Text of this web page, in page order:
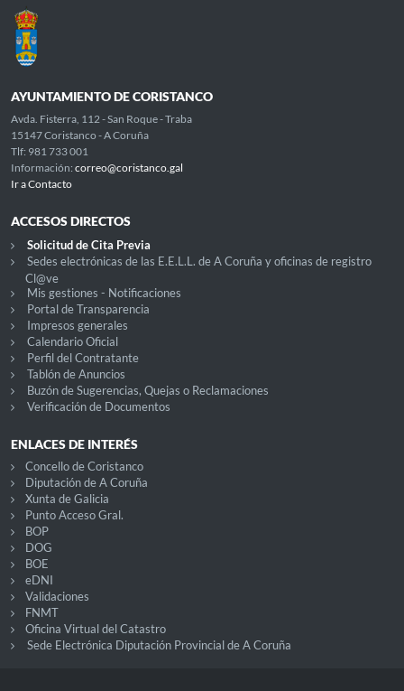
AYUNTAMIENTO DE CORISTANCO
Avda. Fisterra, 112 - San Roque - Traba
15147 Coristanco - A Coruña
Tlf: 981 733 001
Información: correo@coristanco.gal
Ir a Contacto
ACCESOS DIRECTOS
Solicitud de Cita Previa
Sedes electrónicas de las E.E.L.L. de A Coruña y oficinas de registro
Cl@ve
Mis gestiones - Notificaciones
Portal de Transparencia
Impresos generales
Calendario Oficial
Perfil del Contratante
Tablón de Anuncios
Buzón de Sugerencias, Quejas o Reclamaciones
Verificación de Documentos
ENLACES DE INTERÉS
Concello de Coristanco
Diputación de A Coruña
Xunta de Galicia
Punto Acceso Gral.
BOP
DOG
BOE
eDNI
Validaciones
FNMT
Oficina Virtual del Catastro
Sede Electrónica Diputación Provincial de A Coruña